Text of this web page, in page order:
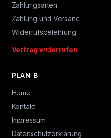
Zahlungsarten
Zahlung und Versand
Widerrufsbelehrung
Vertrag widerrufen
PLAN B
Home
Kontakt
Impressum
Datenschutzerklärung